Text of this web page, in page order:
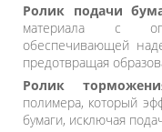
Ролик подачи
материала с
обеспечивающей
предотвращая
Ролик
полимера, который
бумаги, исключая